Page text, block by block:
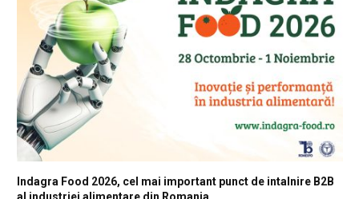
Indagra Food 2026, cel mai important punct de intalnire B2B